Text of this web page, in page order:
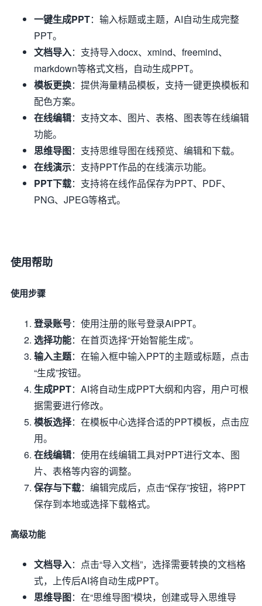
一键生成PPT：输入标题或主题，AI自动生成完整
PPT。
文档导入：支持导入docx、xmind、freemind、
markdown等格式文档，自动生成PPT。
模板更换：提供海量精品模板，支持一键更换模板和
配色方案。
在线编辑：支持文本、图片、表格、图表等在线编辑
功能。
思维导图：支持思维导图在线预览、编辑和下载。
在线演示：支持PPT作品的在线演示功能。
PPT下载：支持将在线作品保存为PPT、PDF、
PNG、JPEG等格式。
使用帮助
使用步骤
登录账号：使用注册的账号登录AiPPT。
选择功能：在首页选择“开始智能生成”。
输入主题：在输入框中输入PPT的主题或标题，点击
“生成”按钮。
生成PPT：AI将自动生成PPT大纲和内容，用户可根
据需要进行修改。
模板选择：在模板中心选择合适的PPT模板，点击应
用。
在线编辑：使用在线编辑工具对PPT进行文本、图
片、表格等内容的调整。
保存与下载：编辑完成后，点击“保存”按钮，将PPT
保存到本地或选择下载格式。
高级功能
文档导入：点击“导入文档”，选择需要转换的文档格
式，上传后AI将自动生成PPT。
思维导图：在“思维导图”模块，创建或导入思维导